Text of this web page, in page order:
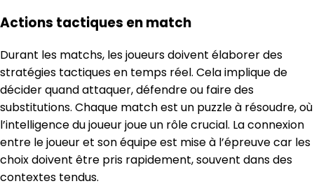
Actions tactiques en match
Durant les matchs, les joueurs doivent élaborer des
stratégies tactiques en temps réel. Cela implique de
décider quand attaquer, défendre ou faire des
substitutions. Chaque match est un puzzle à résoudre, où
l’intelligence du joueur joue un rôle crucial. La connexion
entre le joueur et son équipe est mise à l’épreuve car les
choix doivent être pris rapidement, souvent dans des
contextes tendus.